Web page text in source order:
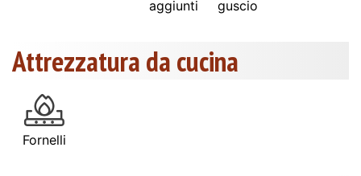
aggiunti
guscio
Attrezzatura da cucina
Fornelli